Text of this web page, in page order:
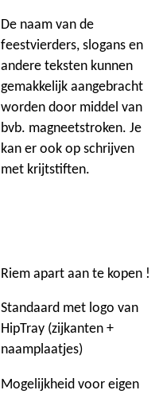
De naam van de
feestvierders, slogans en
andere teksten kunnen
gemakkelijk aangebracht
worden door middel van
bvb. magneetstroken. Je
kan er ook op schrijven
met krijtstiften.
Riem apart aan te kopen !
Standaard met logo van
HipTray (zijkanten +
naamplaatjes)
Mogelijkheid voor eigen